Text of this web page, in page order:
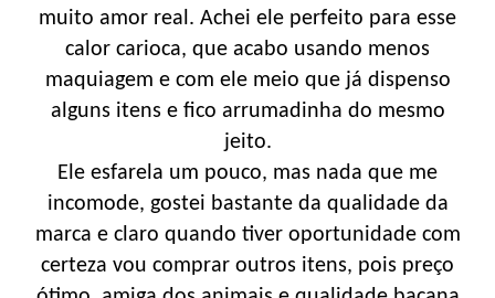
muito amor real. Achei ele perfeito para esse
calor carioca, que acabo usando menos
maquiagem e com ele meio que já dispenso
alguns itens e fico arrumadinha do mesmo
jeito.
Ele esfarela um pouco, mas nada que me
incomode, gostei bastante da qualidade da
marca e claro quando tiver oportunidade com
certeza vou comprar outros itens, pois preço